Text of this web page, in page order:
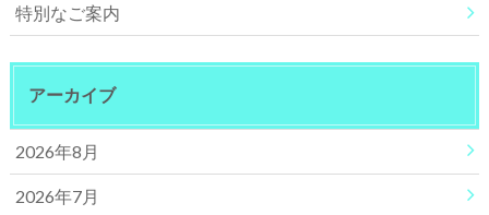
特別なご案内
アーカイブ
2026年8月
2026年7月